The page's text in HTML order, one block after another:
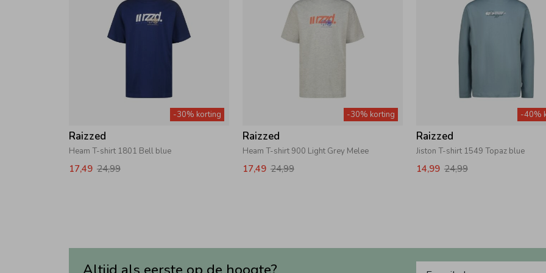
-30% korting
Raizzed
Heam T-shirt 1801 Bell blue
17,49 24,99
-30% korting
Raizzed
Heam T-shirt 900 Light Grey Melee
17,49 24,99
-40%
Raizzed
Jiston T-shirt 1549 Topaz blue
14,99 24,99